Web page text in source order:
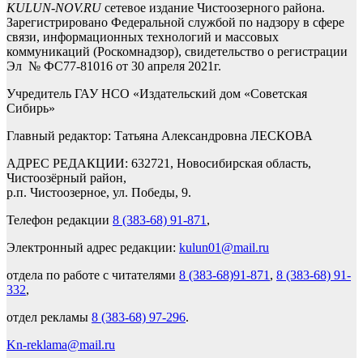
KULUN-NOV.RUсетевое издание Чистоозерного района.
Зарегистрировано Федеральной службой по надзору в сфере
связи, информационных технологий и массовых
коммуникаций (Роскомнадзор), свидетельство о регистрации
Эл № ФС77-81016 от 30 апреля 2021г.
Учредитель ГАУ НСО «Издательский дом «Советская
Сибирь»
Главный редактор: Татьяна Александровна ЛЕСКОВА
АДРЕС РЕДАКЦИИ: 632721, Новосибирская область,
Чистоозёрный район,
р.п. Чистоозерное, ул. Победы, 9.
Телефон редакции 8 (383-68) 91-871 ,
Электронный адрес редакции: kulun01@mail.ru
отдела по работе с читателями 8 (383-68)91-871 , 8 (383-68) 91-
332,
отдел рекламы 8 (383-68) 97-296.
Kn-reklama@mail.ru